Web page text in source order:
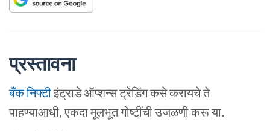
प्रस्तावना
बँक निफ्टीइंट्राडे ऑप्शन्स ट्रेडिंग कसे करायचे ते
पाहण्याआधी, एकदा मूलभूत गोष्टींची उजळणी करू या.